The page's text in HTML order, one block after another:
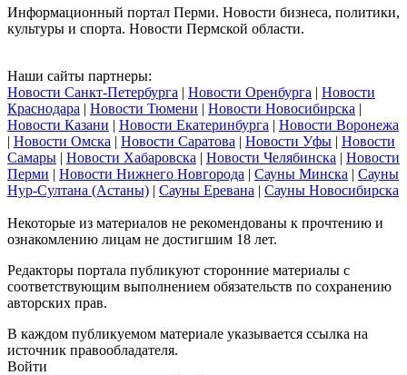
Информационный портал Перми. Новости бизнеса, политики,
культуры и спорта. Новости Пермской области.
Наши сайты партнеры:
Новости Санкт-Петербурга | Новости Оренбурга | Новости
Краснодара | Новости Тюмени | Новости Новосибирска |
Новости Казани | Новости Екатеринбурга | Новости Воронежа
| Новости Омска | Новости Саратова | Новости Уфы | Новости
Самары | Новости Хабаровска | Новости Челябинска | Новости
Перми | Новости Нижнего Новгорода | Сауны Минска | Сауны
Нур-Султана (Астаны) | Сауны Еревана | Сауны Новосибирска
Некоторые из материалов не рекомендованы к прочтению и
ознакомлению лицам не достигшим 18 лет.
Редакторы портала публикуют сторонние материалы с
соответствующим выполнением обязательств по сохранению
авторских прав.
В каждом публикуемом материале указывается ссылка на
источник правообладателя.
Войти